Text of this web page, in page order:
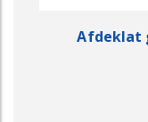
Afdeklat